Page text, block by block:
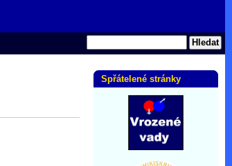
Spřátelené stránky